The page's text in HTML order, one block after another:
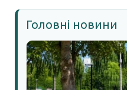
Головні новини